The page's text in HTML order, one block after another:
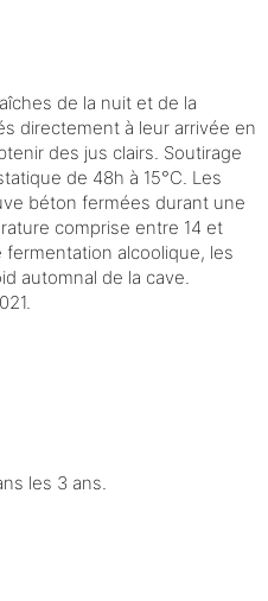
de la nuit et de la
directement à leur arrivée en
des jus clairs. Soutirage
de 48h à 15°C. Les
béton fermées durant une
comprise entre 14 et
fermentation alcoolique, les
automnal de la cave.
les 3 ans.